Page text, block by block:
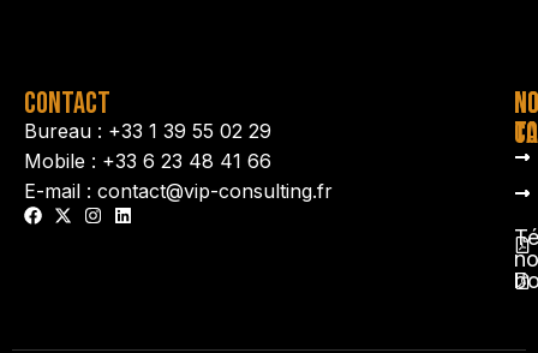
CONTACT
Bureau : +33 1 39 55 02 29
Mobile : +33 6 23 48 41 66
E-mail : contact@vip-consulting.fr